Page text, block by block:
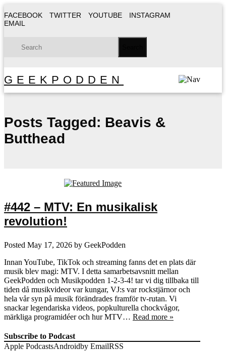
FACEBOOK TWITTER YOUTUBE
INSTAGRAM
EMAIL
GEEKPODDEN
Posts Tagged: Beavis &
Butthead
#442 – MTV: En musikalisk
revolution!
Posted May 17, 2026 by GeekPodden
Innan YouTube, TikTok och streaming fanns det en plats där
musik blev magi: MTV. I detta samarbetsavsnitt mellan
GeekPodden och Musikpodden 1-2-3-4! tar vi dig tillbaka till
tiden då musikvideor var kungar, VJ:s var rockstjärnor och
hela vår syn på musik förändrades framför tv‑rutan. Vi
snackar legendariska videos, popkulturella chockvågor,
märkliga programidéer och hur MTV… Read more »
Subscribe to Podcast
Apple PodcastsAndroidby EmailRSS